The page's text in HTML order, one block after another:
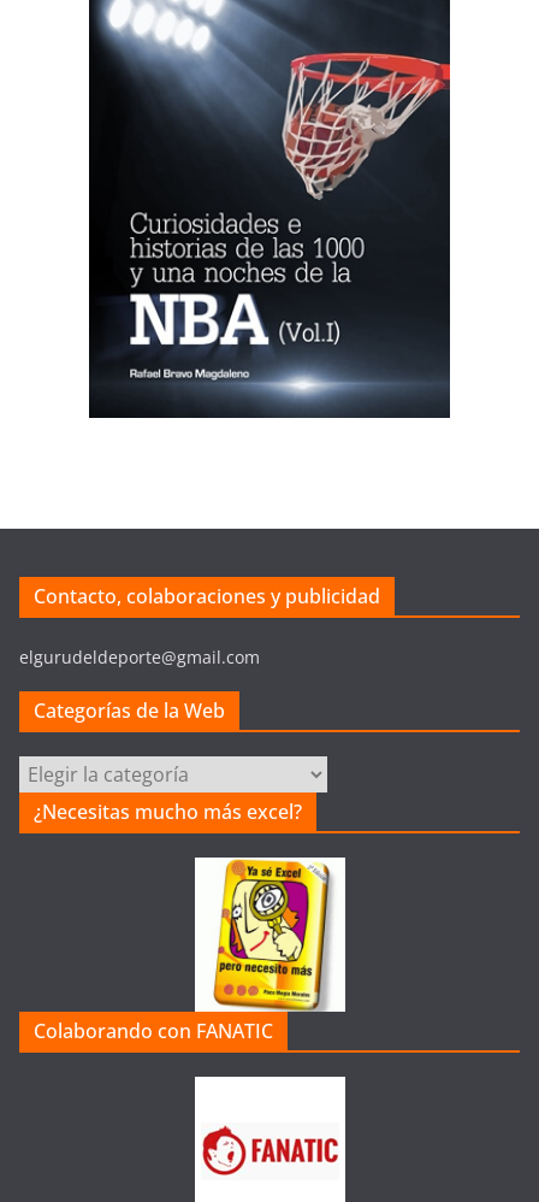
Contacto, colaboraciones y publicidad
elgurudeldeporte@gmail.com
Categorías de la Web
Categorías
de
la
¿Necesitas mucho más excel?
Colaborando con FANATIC